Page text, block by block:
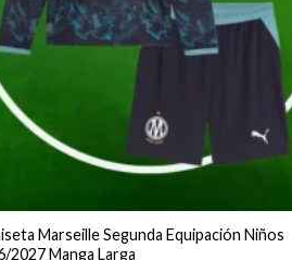
Marseille Segunda Equipación Niños
2027 Manga Larga